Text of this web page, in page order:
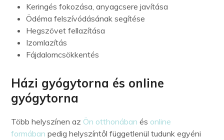
Keringés fokozása, anyagcsere javítása
Ödéma felszívódásának segítése
Hegszövet fellazítása
Izomlazítás
Fájdalomcsökkentés
Házi gyógytorna és online
gyógytorna
Több helyszínen az Ön otthonában és online
formában pedig helyszíntől függetlenül tudunk egyéni